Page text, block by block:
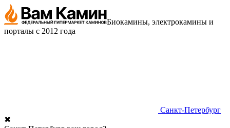
Биокамины, электрокамины и
порталы с 2012 года
Санкт-Петербург
✖